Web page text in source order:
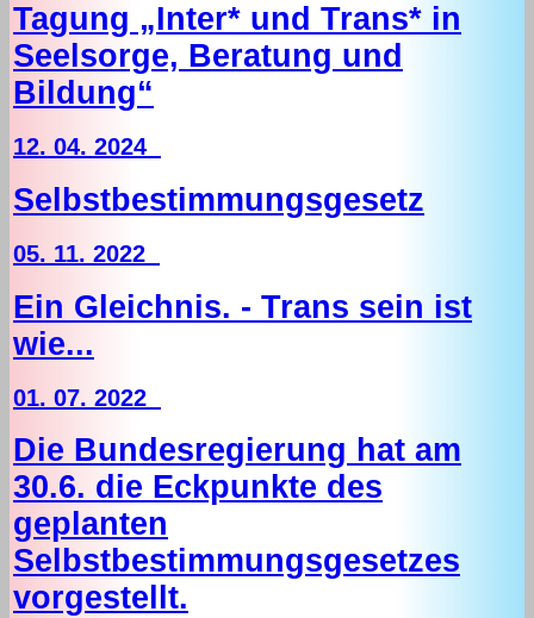
Tagung „Inter* und Trans* in
Seelsorge, Beratung und
Bildung“
12. 04. 2024
Selbstbestimmungsgesetz
05. 11. 2022
Ein Gleichnis. - Trans sein ist
wie...
01. 07. 2022
Die Bundesregierung hat am
30.6. die Eckpunkte des
geplanten
Selbstbestimmungsgesetzes
vorgestellt.